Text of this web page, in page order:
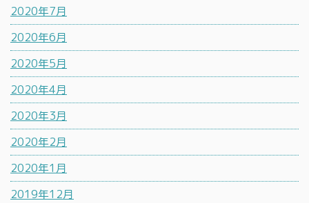
2020年7月
2020年6月
2020年5月
2020年4月
2020年3月
2020年2月
2020年1月
2019年12月